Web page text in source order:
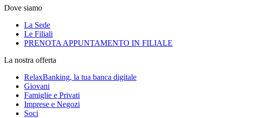
Dove siamo
La Sede
Le Filiali
PRENOTA APPUNTAMENTO IN FILIALE
La nostra offerta
RelaxBanking, la tua banca digitale
Giovani
Famiglie e Privati
Imprese e Negozi
Soci